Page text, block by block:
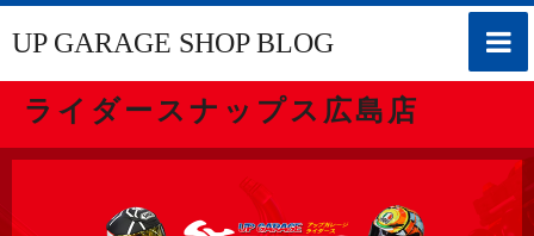
toggle
UP GARAGE SHOP BLOG
ライダースナップス広島店